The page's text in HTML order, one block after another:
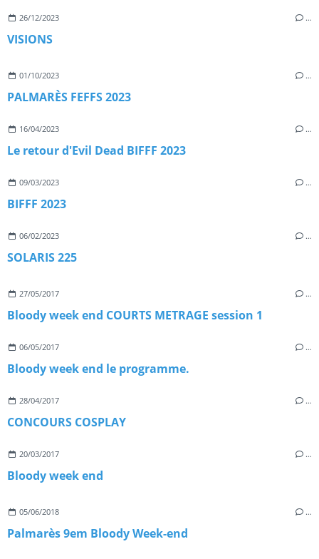
26/12/2023 …
VISIONS
01/10/2023 …
PALMARÈS FEFFS 2023
16/04/2023 …
Le retour d'Evil Dead BIFFF 2023
09/03/2023 …
BIFFF 2023
06/02/2023 …
SOLARIS 225
27/05/2017 …
Bloody week end COURTS METRAGE session 1
06/05/2017 …
Bloody week end le programme.
28/04/2017 …
CONCOURS COSPLAY
20/03/2017 …
Bloody week end
05/06/2018 …
Palmarès 9em Bloody Week-end